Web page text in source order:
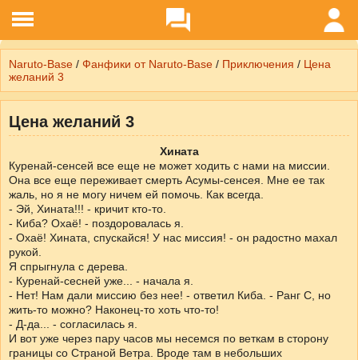
Naruto-Base / Фанфики от Naruto-Base / Приключения / Цена
желаний 3
Цена желаний 3
Хината
Куренай-сенсе­й все еще не может ходить с нами на миссии.
Она все еще переживает смерть Асумы-сенсея. Мне ее так
жаль, но я не могу ничем ей помочь. Как всегда.
- Эй, Хината!!! - кричит кто-то.
- Киба? Охаё! - поздоровалась я.
- Охаё! Хината, спускайся! У нас миссия! - он радостно махал
рукой.
Я спрыгнула с дерева.
- Куренай-сесней уже... - начала я.
- Нет! Нам дали миссию без нее! - ответил Киба. - Ранг С, но
жить-то можно? Наконец-то хоть что-то!
- Д-да... - согласилась я.
И вот уже через пару часов мы несемся по веткам в сторону
границы со Страной Ветра. Вроде там в небольших